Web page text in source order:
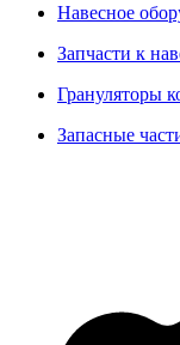
Навесное
Запчасти к
Грануляторы
Запасные